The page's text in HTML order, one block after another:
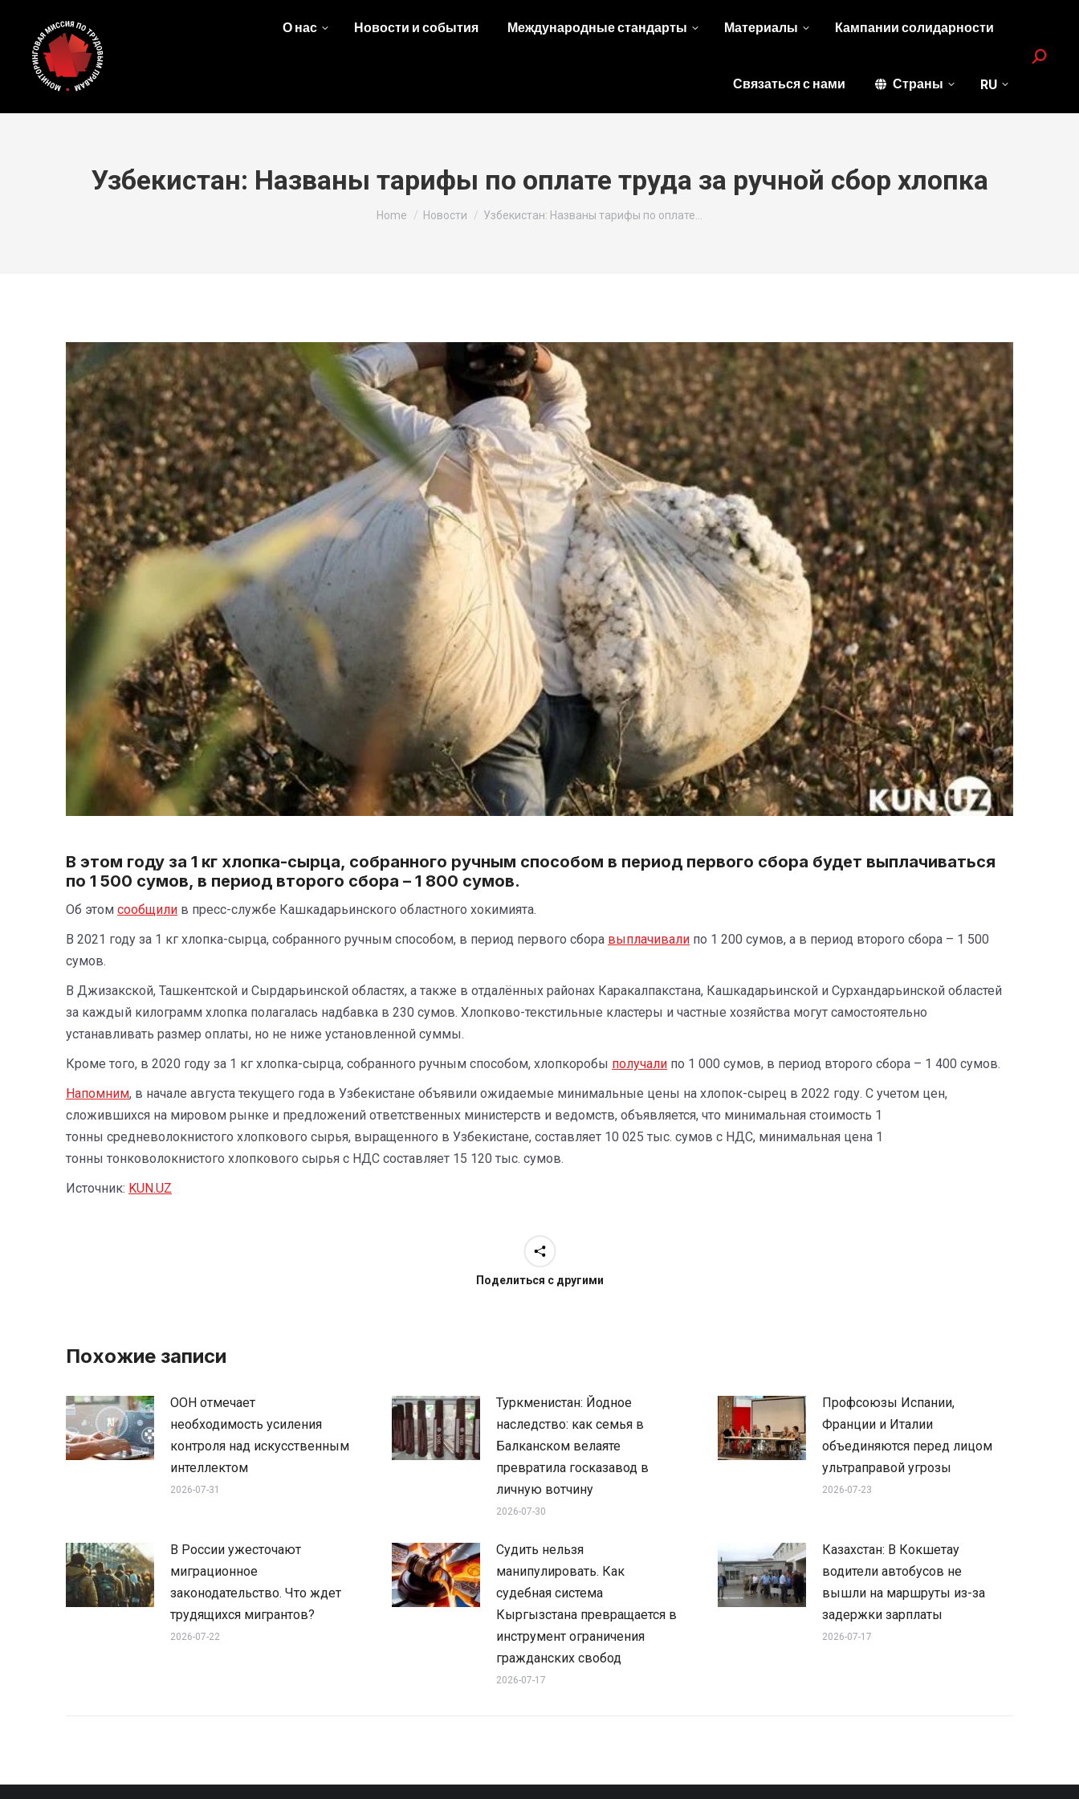
О нас Новости и события Международные стандарты Материалы Кампании солидарности
Связаться с нами Страны RU
Search:
Узбекистан: Названы тарифы по оплате труда за ручной сбор хлопка
You are here:
Home Новости Узбекистан: Названы тарифы по оплате…
В этом году за 1 кг хлопка-сырца, собранного ручным способом в период первого сбора будет выплачиваться
по 1 500 сумов, в период второго сбора – 1 800 сумов.
Об этом сообщили в пресс-службе Кашкадарьинского областного хокимията.
В 2021 году за 1 кг хлопка-сырца, собранного ручным способом, в период первого сбора выплачивали по 1 200 сумов, а в период второго сбора – 1 500
сумов.
В Джизакской, Ташкентской и Сырдарьинской областях, а также в отдалённых районах Каракалпакстана, Кашкадарьинской и Сурхандарьинской областей
за каждый килограмм хлопка полагалась надбавка в 230 сумов. Хлопково-текстильные кластеры и частные хозяйства могут самостоятельно
устанавливать размер оплаты, но не ниже установленной суммы.
Кроме того, в 2020 году за 1 кг хлопка-сырца, собранного ручным способом, хлопкоробы получали по 1 000 сумов, в период второго сбора – 1 400 сумов.
Напомним, в начале августа текущего года в Узбекистане объявили ожидаемые минимальные цены на хлопок-сырец в 2022 году. С учетом цен,
сложившихся на мировом рынке и предложений ответственных министерств и ведомств, объявляется, что минимальная стоимость 1
тонны средневолокнистого хлопкового сырья, выращенного в Узбекистане, составляет 10 025 тыс. сумов с НДС, минимальная цена 1
тонны тонковолокнистого хлопкового сырья с НДС составляет 15 120 тыс. сумов.
Источник: KUN.UZ
Поделиться с другими
Похожие записи
ООН отмечает
необходимость усиления
контроля над искусственным
интеллектом
2026-07-31
Туркменистан: Йодное
наследство: как семья в
Балканском велаяте
превратила госказавод в
личную вотчину
2026-07-30
Профсоюзы Испании,
Франции и Италии
объединяются перед лицом
ультраправой угрозы
2026-07-23
В России ужесточают
миграционное
законодательство. Что ждет
трудящихся мигрантов?
2026-07-22
Судить нельзя
манипулировать. Как
судебная система
Кыргызстана превращается в
инструмент ограничения
гражданских свобод
2026-07-17
Казахстан: В Кокшетау
водители автобусов не
вышли на маршруты из-за
задержки зарплаты
2026-07-17